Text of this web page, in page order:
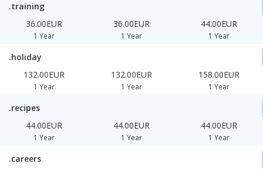
.training
36.00EUR
1 Year
36.00EUR
1 Year
44.00EUR
1 Year
.holiday
132.00EUR
1 Year
132.00EUR
1 Year
158.00EUR
1 Year
.recipes
44.00EUR
1 Year
44.00EUR
1 Year
44.00EUR
1 Year
.careers